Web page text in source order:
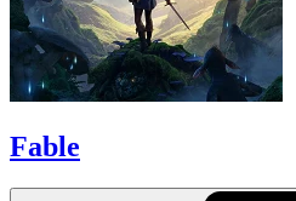
Fable